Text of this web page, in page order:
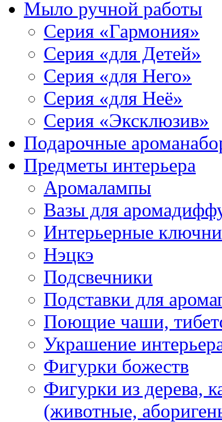
Мыло ручной работы
Серия «Гармония»
Серия «для Детей»
Серия «для Него»
Серия «для Неё»
Серия «Эксклюзив»
Подарочные
Предметы интерьера
Аромалампы
Вазы для
Интерьерные
Нэцкэ
Подсвечники
Подставки для
Поющие чаши,
Украшение
Фигурки божеств
Фигурки из дерева,
(животные,